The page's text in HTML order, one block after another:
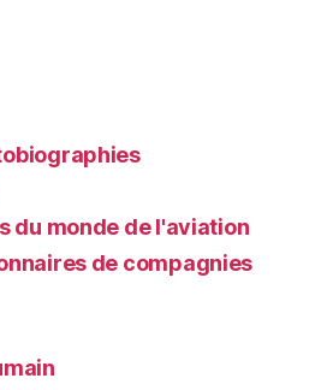
du monde de l'aviation
de compagnies